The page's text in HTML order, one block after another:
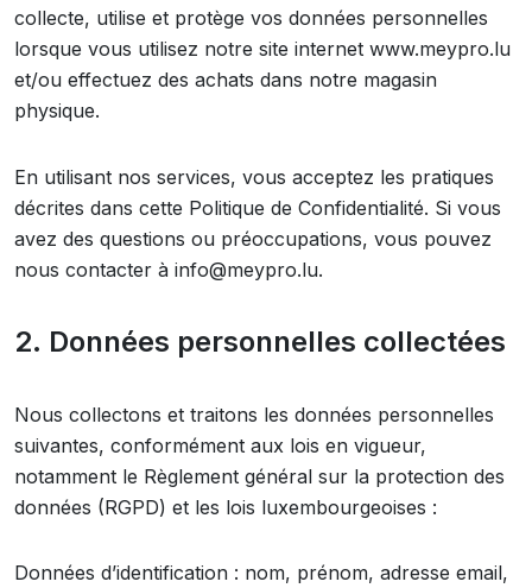
collecte, utilise et protège vos données personnelles
lorsque vous utilisez notre site internet www.meypro.lu
et/ou effectuez des achats dans notre magasin
physique.
En utilisant nos services, vous acceptez les pratiques
décrites dans cette Politique de Confidentialité. Si vous
avez des questions ou préoccupations, vous pouvez
nous contacter à info@meypro.lu.
2. Données personnelles collectées
Nous collectons et traitons les données personnelles
suivantes, conformément aux lois en vigueur,
notamment le Règlement général sur la protection des
données (RGPD) et les lois luxembourgeoises :
Données d’identification : nom, prénom, adresse email,